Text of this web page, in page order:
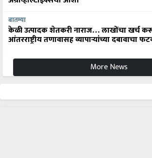
केळी उत्पादक शेतकरी नाराज… लाखोंचा खर्च
आंतरराष्ट्रीय तणावासह व्यापाऱ्यांच्या दबावाचा
More News